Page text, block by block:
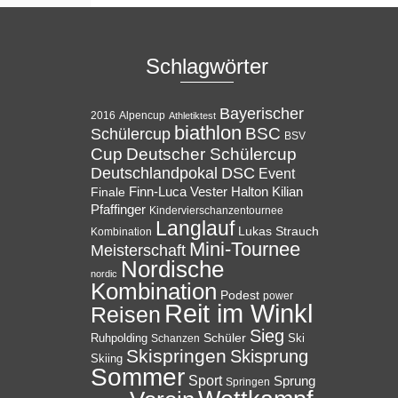
Schlagwörter
2016 Alpencup Athletiktest Bayerischer
Schülercup biathlon BSC BSV
Cup Deutscher Schülercup
Deutschlandpokal DSC Event
Finale Finn-Luca Vester Halton Kilian
Pfaffinger Kindervierschanzentournee
Kombination Langlauf Lukas Strauch
Meisterschaft Mini-Tournee
nordic Nordische
Kombination Podest power
Reisen Reit im Winkl
Ruhpolding Schanzen Schüler Sieg Ski
Skiing Skispringen Skisprung
Sommer Sport Springen Sprung